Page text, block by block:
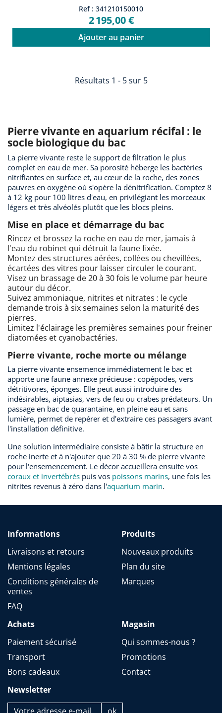
Ref : 341210150010
2 195,00 €
Ajouter au panier
Résultats 1 - 5 sur 5
Pierre vivante en aquarium récifal : le
socle biologique du bac
La pierre vivante reste le support de filtration le plus
complet en eau de mer. Sa porosité héberge les bactéries
nitrifiantes en surface et, au cœur de la roche, des zones
pauvres en oxygène où s'opère la dénitrification. Comptez 8
à 12 kg pour 100 litres d'eau, en privilégiant les morceaux
légers et très alvéolés plutôt que les blocs pleins.
Mise en place et démarrage du bac
Rincez et brossez la roche en eau de mer, jamais à
l'eau du robinet qui détruit la faune fixée.
Montez des structures aérées, collées ou chevillées,
écartées des vitres pour laisser circuler le courant.
Visez un brassage de 20 à 30 fois le volume par heure
autour du décor.
Suivez ammoniaque, nitrites et nitrates : le cycle
demande trois à six semaines selon la maturité des
pierres.
Limitez l'éclairage les premières semaines pour freiner
diatomées et cyanobactéries.
Pierre vivante, roche morte ou mélange
La pierre vivante ensemence immédiatement le bac et
apporte une faune annexe précieuse : copépodes, vers
détritivores, éponges. Elle peut aussi introduire des
indésirables, aiptasias, vers de feu ou crabes prédateurs. Un
passage en bac de quarantaine, en pleine eau et sans
lumière, permet de repérer et d'extraire ces passagers avant
l'installation définitive.
Une solution intermédiaire consiste à bâtir la structure en
roche inerte et à n'ajouter que 20 à 30 % de pierre vivante
pour l'ensemencement. Le décor accueillera ensuite vos
coraux et invertébrés puis vos poissons marins, une fois les
nitrites revenus à zéro dans l'aquarium marin.
Informations
Livraisons et retours
Mentions légales
Conditions générales de
ventes
FAQ
Produits
Nouveaux produits
Plan du site
Marques
Achats
Paiement sécurisé
Transport
Bons cadeaux
Magasin
Qui sommes-nous ?
Promotions
Contact
Newsletter